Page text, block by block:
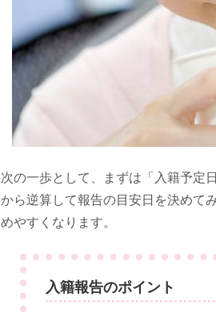
次の一歩として、まずは「入籍予定
から逆算して報告の目安日を決めて
めやすくなります。
入籍報告のポイント